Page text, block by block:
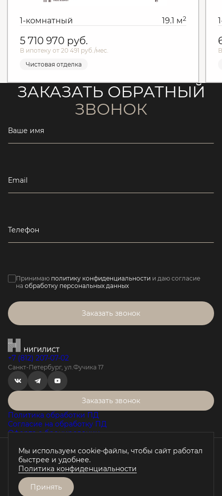
1-комнатный 19.1 м2
5 710 970 руб.
В ипотеку от 20 491 руб./мес.
Чистовая отделка
ЗАКАЗАТЬ ОБРАТНЫЙ
ЗВОНОК
Ваше имя
Email
Телефон
Принимаю политику конфиденциальности и даю согласие
на обработку персональных данных
Заказать звонок
+7 (812) 207-07-02
Санкт-Петербург, ул.Фучика 17
Заказать звонок
Политика обработки ПД
Согласие на обработку ПД
Оферта о бронировании
Проектная декларация на наш.дом.рф
Любая информация, представленная на данном сайте, носит
исключительно информационный характер, не является
публичной офертой, определяемой положениями статьи 437 ГК
РФ.
Мы используем cookie-файлы, чтобы сайт работал
быстрее и удобнее.
Политика конфиденциальности
Принять